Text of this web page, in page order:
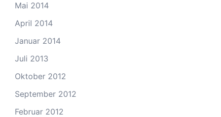
Mai 2014
April 2014
Januar 2014
Juli 2013
Oktober 2012
September 2012
Februar 2012